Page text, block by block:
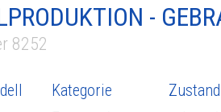
-
8252
Kategorie Zustand